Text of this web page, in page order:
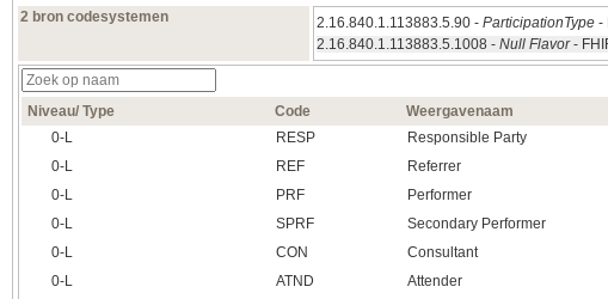
2 bron codesystemen 2.16.840.1.113883.5.90 - ParticipationType -
2.16.840.1.113883.5.1008 - Null Flavor-
Niveau/ Type Code Weergavenaam
0‑L
RESP Responsible Party
0‑L
REF Referrer
0‑L
PRF Performer
0‑L
SPRF Secondary Performer
0‑L
CON Consultant
0‑L
ATND Attender